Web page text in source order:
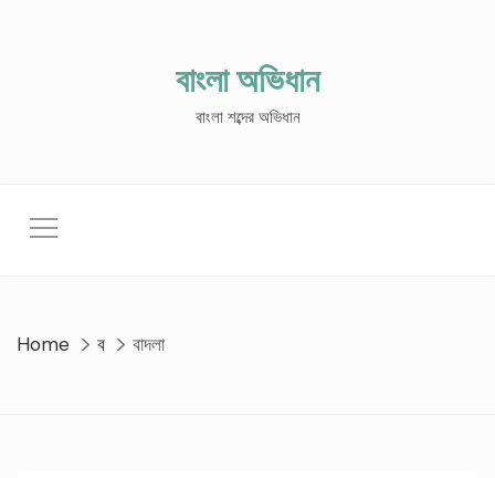
বাংলা অভিধান
বাংলা শব্দের অভিধান
Home ব বাদলা